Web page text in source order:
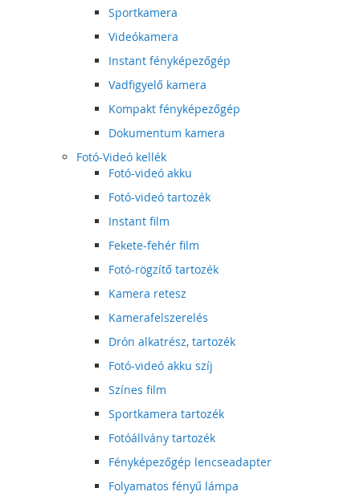
Sportkamera
Videókamera
Instant fényképezőgép
Vadfigyelő kamera
Kompakt fényképezőgép
Dokumentum kamera
Fotó-Videó kellék
Fotó-videó akku
Fotó-videó tartozék
Instant film
Fekete-fehér film
Fotó-rögzítő tartozék
Kamera retesz
Kamerafelszerelés
Drón alkatrész, tartozék
Fotó-videó akku szíj
Színes film
Sportkamera tartozék
Fotóállvány tartozék
Fényképezőgép lencseadapter
Folyamatos fényű lámpa